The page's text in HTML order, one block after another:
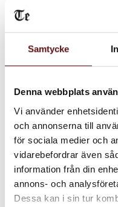
Samtycke
Denna webbplats
Vi använder
och annonserna till
för sociala medier och
vidarebefordrar även
information från din
annons- och
Dessa kan i sin tur
Relaterade
Tedags,
presentpaket
Presentpaket med allt du